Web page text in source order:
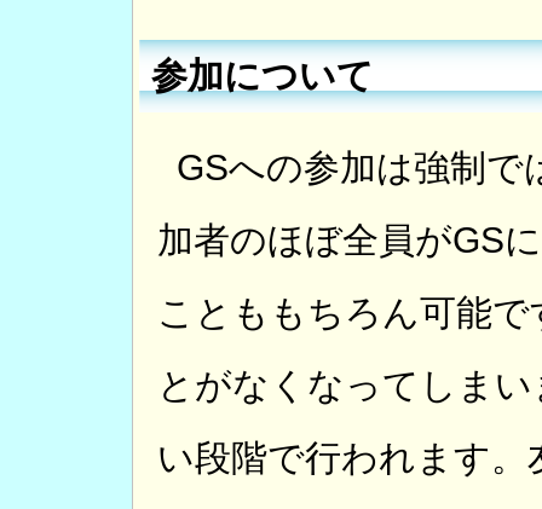
参加について
GSへの参加は強制で
加者のほぼ全員がGS
ことももちろん可能
とがなくなってしま
い段階で行われます